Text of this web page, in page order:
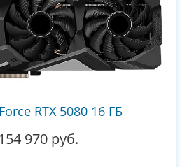
RTX 5080 16 ГБ
154 970 руб.